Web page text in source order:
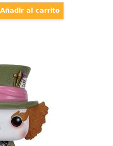
Loco by
el País de las
Loco
perteneciente
Funko. La figura
de
basada en la
Alicia en el País
de las Maravillas.